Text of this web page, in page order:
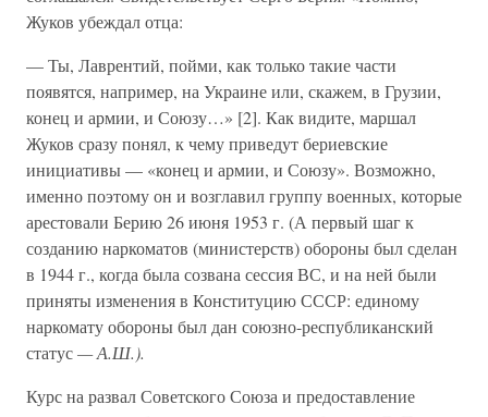
Жуков убеждал отца:
— Ты, Лаврентий, пойми, как только такие части
появятся, например, на Украине или, скажем, в Грузии,
конец и армии, и Союзу…» [2]. Как видите, маршал
Жуков сразу понял, к чему приведут бериевские
инициативы — «конец и армии, и Союзу». Возможно,
именно поэтому он и возглавил группу военных, которые
арестовали Берию 26 июня 1953 г. (А первый шаг к
созданию наркоматов (министерств) обороны был сделан
в 1944 г., когда была созвана сессия ВС, и на ней были
приняты изменения в Конституцию СССР: единому
наркомату обороны был дан союзно-республиканский
статус— А.Ш.).
Курс на развал Советского Союза и предоставление